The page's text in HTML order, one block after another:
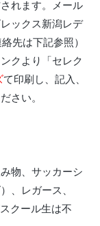
れます。メール
ックス新潟レデ
先は下記参照）
クより「セレク
て印刷し、記入、
さい。
物、サッカーシ
、レガース、
クール生は不